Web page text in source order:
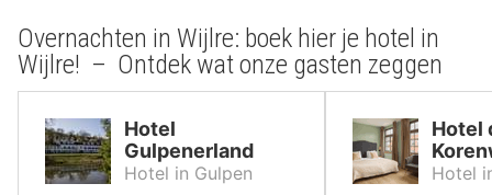
Overnachten in Wijlre: boek hier je hotel in
Wijlre! – Ontdek wat onze gasten zeggen
Hotel
Gulpenerland
Hotel in Gulpen
Hotel
Hotel